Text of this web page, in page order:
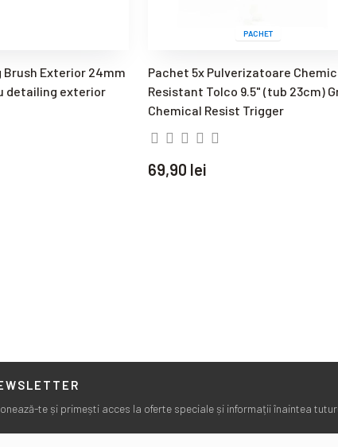
Exterior 24mm
detailing exterior
PACHET
Pachet 5x Pulverizatoare
Resistant Tolco 9.5" (tub 23cm)
Chemical Resist Trigger
69,90 lei
te și primești acces la oferte speciale și informații înaintea